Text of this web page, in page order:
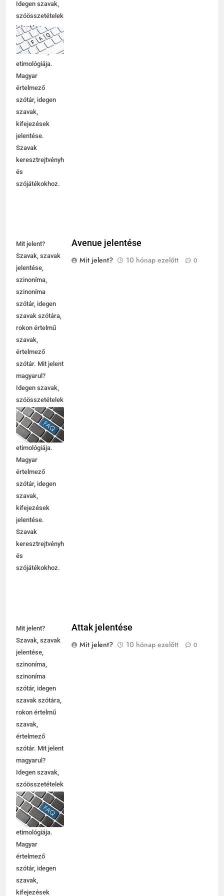
Idegen szavak,
szóösszetételek
jelentése,
magyarázata,
használata,
etimológiája.
Magyar
értelmező
szótár, idegen
szavak,
kifejezések
jelentése.
Szavak
keresztrejtvényhez
és
szójátékokhoz.
Mit jelent?
Szavak, szavak
jelentése,
szinoníma,
szinoníma
szótár, idegen
szavak szótára,
rokon értelmű
szavak,
értelmező
szótár. Mit jelent
magyarul?
Idegen szavak,
szóösszetételek
jelentése,
magyarázata,
használata,
etimológiája.
Magyar
értelmező
szótár, idegen
szavak,
kifejezések
jelentése.
Szavak
keresztrejtvényhez
és
szójátékokhoz.
Avenue jelentése
Mit jelent?
10 hónap ezelőtt 0
Mit jelent?
Szavak, szavak
jelentése,
szinoníma,
szinoníma
szótár, idegen
szavak szótára,
rokon értelmű
szavak,
értelmező
szótár. Mit jelent
magyarul?
Idegen szavak,
szóösszetételek
jelentése,
magyarázata,
használata,
etimológiája.
Magyar
értelmező
szótár, idegen
szavak,
kifejezések
Attak jelentése
Mit jelent?
10 hónap ezelőtt 0
5
6
7